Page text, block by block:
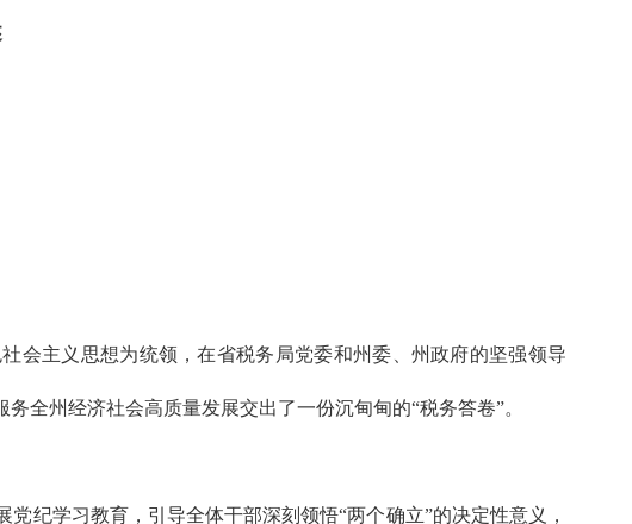
主义思想为统领，在省税务局党委和州委、州政府的坚强领导
全州经济社会高质量发展交出了一份沉甸甸的“税务答卷”。
学习教育，引导全体干部深刻领悟“两个确立”的决定性意义，